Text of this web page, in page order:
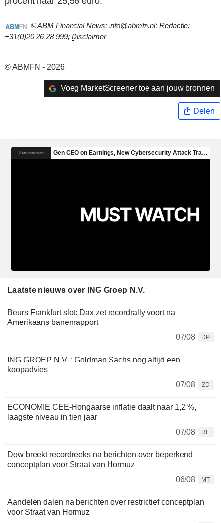
© ABM Financial News; info@abmfn.nl; Redactie:
+31(0)20 26 28 999; Disclaimer
© ABMFN - 2026
Voeg MarketScreener toe aan jouw bronnen
Delen
Laatste nieuws over ING Groep N.V.
Beurs Frankfurt slot: Dax zet recordrally voort na
Amerikaans banenrapport
07/08
DP
ING GROEP N.V. : Goldman Sachs nog altijd een
koopadvies
07/08
ZD
ECONOMIE CEE-Hongaarse inflatie daalt naar 1,2 %,
laagste niveau in tien jaar
07/08
RE
Dow breekt recordreeks na berichten over beperkend
conceptplan voor Straat van Hormuz
06/08
MT
Aandelen dalen na berichten over restrictief conceptplan
voor Straat van Hormuz